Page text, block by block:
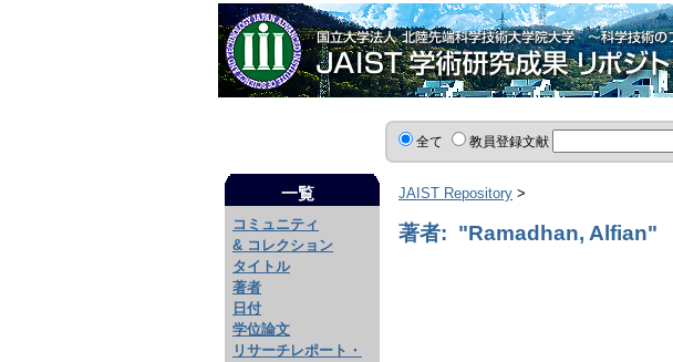
全て 教員登録文献
一覧
コミュニティ
& コレクション
タイトル
著者
日付
学位論文
リサーチレポート・
JAIST Repository >
著者: "Ramadhan, Alfian"